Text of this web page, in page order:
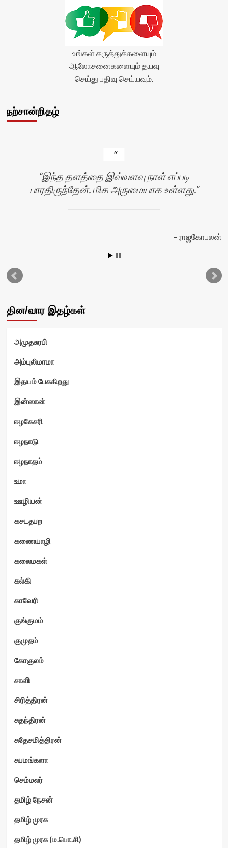
உங்கள் கருத்துக்களையும்
ஆலோசனைகளையும் தயவு
செய்து பதிவு செய்யவும்.
நற்சான்றிதழ்
இந்த தளத்தை இவ்வளவு நாள் எப்படி
பாரதிருந்தேன். மிக அருமையாக உள்ளது.
ராஜகோபலன்
தின/வார இதழ்கள்
அமுதசுரபி
அம்புலிமாமா
இதயம் பேசுகிறது
இன்ஸான்
ஈழகேசரி
ஈழநாடு
ஈழநாதம்
உமா
ஊழியன்
கசடதபற
கணையாழி
கலைமகள்
கல்கி
காவேரி
குங்குமம்
குமுதம்
கோகுலம்
சாவி
சிரித்திரன்
சுதந்திரன்
சுதேசமித்திரன்
சுபமங்களா
செம்மலர்
தமிழ் நேசன்
தமிழ் முரசு
தமிழ் முரசு (ம.பொ.சி)